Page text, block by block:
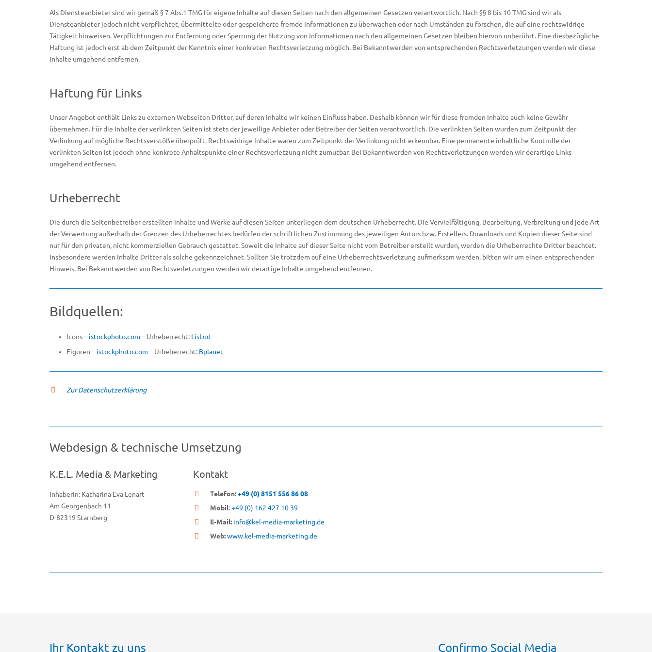
Als Diensteanbieter sind wir gemäß § 7 Abs.1 TMG für eigene Inhalte auf diesen Seiten nach den allgemeinen Gesetzen verantwortlich. Nach §§ 8 bis 10 TMG sind wir als
Diensteanbieter jedoch nicht verpflichtet, übermittelte oder gespeicherte fremde Informationen zu überwachen oder nach Umständen zu forschen, die auf eine rechtswidrige
Tätigkeit hinweisen. Verpflichtungen zur Entfernung oder Sperrung der Nutzung von Informationen nach den allgemeinen Gesetzen bleiben hiervon unberührt. Eine diesbezügliche
Haftung ist jedoch erst ab dem Zeitpunkt der Kenntnis einer konkreten Rechtsverletzung möglich. Bei Bekanntwerden von entsprechenden Rechtsverletzungen werden wir diese
Inhalte umgehend entfernen.
Haftung für Links
Unser Angebot enthält Links zu externen Webseiten Dritter, auf deren Inhalte wir keinen Einfluss haben. Deshalb können wir für diese fremden Inhalte auch keine Gewähr
übernehmen. Für die Inhalte der verlinkten Seiten ist stets der jeweilige Anbieter oder Betreiber der Seiten verantwortlich. Die verlinkten Seiten wurden zum Zeitpunkt der
Verlinkung auf mögliche Rechtsverstöße überprüft. Rechtswidrige Inhalte waren zum Zeitpunkt der Verlinkung nicht erkennbar. Eine permanente inhaltliche Kontrolle der
verlinkten Seiten ist jedoch ohne konkrete Anhaltspunkte einer Rechtsverletzung nicht zumutbar. Bei Bekanntwerden von Rechtsverletzungen werden wir derartige Links
umgehend entfernen.
Urheberrecht
Die durch die Seitenbetreiber erstellten Inhalte und Werke auf diesen Seiten unterliegen dem deutschen Urheberrecht. Die Vervielfältigung, Bearbeitung, Verbreitung und jede Art
der Verwertung außerhalb der Grenzen des Urheberrechtes bedürfen der schriftlichen Zustimmung des jeweiligen Autors bzw. Erstellers. Downloads und Kopien dieser Seite sind
nur für den privaten, nicht kommerziellen Gebrauch gestattet. Soweit die Inhalte auf dieser Seite nicht vom Betreiber erstellt wurden, werden die Urheberrechte Dritter beachtet.
Insbesondere werden Inhalte Dritter als solche gekennzeichnet. Sollten Sie trotzdem auf eine Urheberrechtsverletzung aufmerksam werden, bitten wir um einen entsprechenden
Hinweis. Bei Bekanntwerden von Rechtsverletzungen werden wir derartige Inhalte umgehend entfernen.
Bildquellen:
Icons – istockphoto.com – Urheberrecht: LisLud
Figuren – istockphoto.com – Urheberrecht: Bplanet
Zur Datenschutzerklärung
Webdesign & technische Umsetzung
K.E.L. Media & Marketing
Inhaberin: Katharina Eva Lenart
Am Georgenbach 11
D-82319 Starnberg
Kontakt
Telefon:+49 (0) 8151 556 86 08
Mobil:+49 (0) 162 427 10 39
E-Mail: info@kel-media-marketing.de
Web:www.kel-media-marketing.de
Ihr Kontakt zu uns Confirmo Social Media